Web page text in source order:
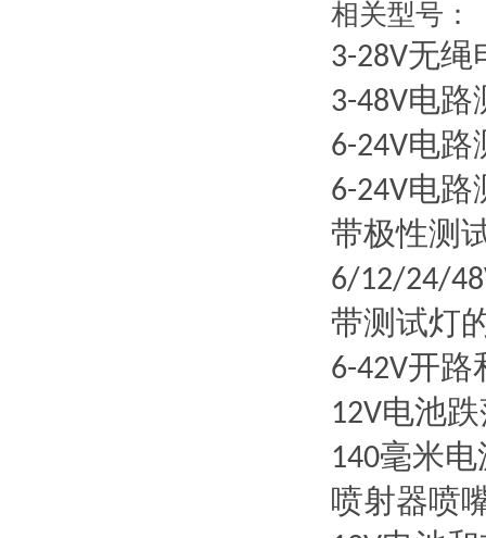
相关型号：
3-28V无绳
3-48V电路
6-24V电路
6-24V电路
带极性测
6/12/24/
带测试灯
6-42V开路
12V电池
140毫米
喷射器喷